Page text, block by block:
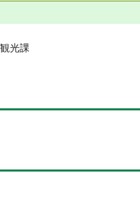
光課